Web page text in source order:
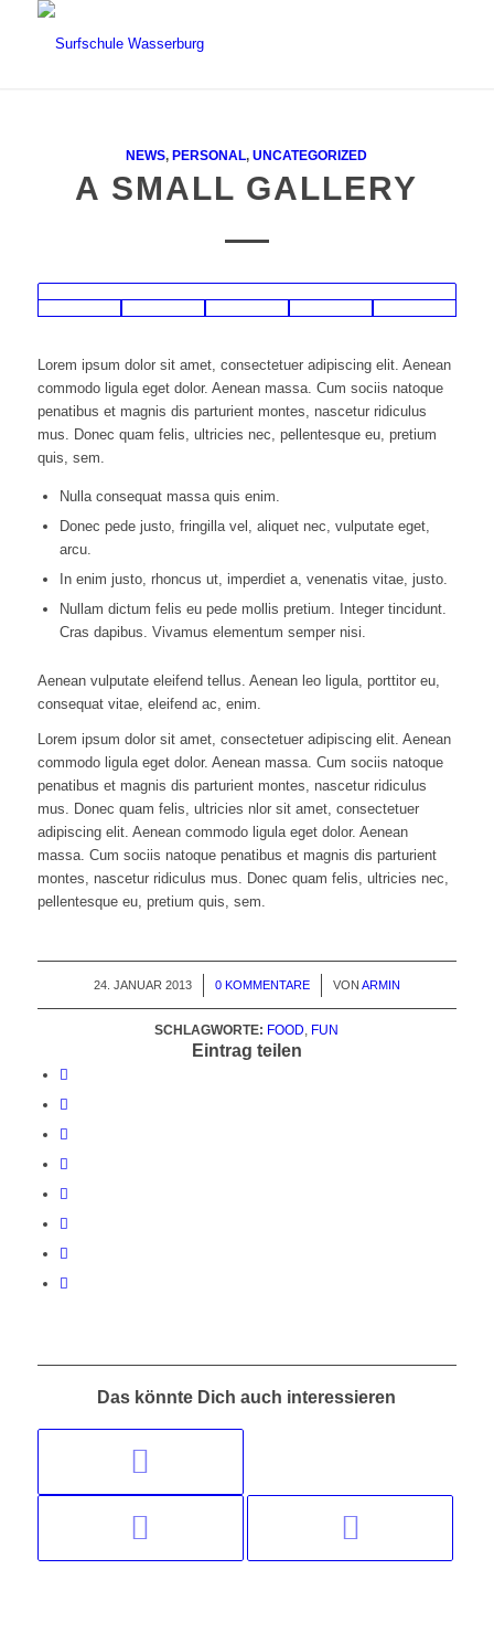
NEWS,PERSONAL,UNCATEGORIZED
A SMALL GALLERY
Lorem ipsum dolor sit amet, consectetuer adipiscing elit. Aenean
commodo ligula eget dolor. Aenean massa. Cum sociis natoque
penatibus et magnis dis parturient montes, nascetur ridiculus
mus. Donec quam felis, ultricies nec, pellentesque eu, pretium
quis, sem.
Nulla consequat massa quis enim.
Donec pede justo, fringilla vel, aliquet nec, vulputate eget,
arcu.
In enim justo, rhoncus ut, imperdiet a, venenatis vitae, justo.
Nullam dictum felis eu pede mollis pretium. Integer tincidunt.
Cras dapibus. Vivamus elementum semper nisi.
Aenean vulputate eleifend tellus. Aenean leo ligula, porttitor eu,
consequat vitae, eleifend ac, enim.
Lorem ipsum dolor sit amet, consectetuer adipiscing elit. Aenean
commodo ligula eget dolor. Aenean massa. Cum sociis natoque
penatibus et magnis dis parturient montes, nascetur ridiculus
mus. Donec quam felis, ultricies nlor sit amet, consectetuer
adipiscing elit. Aenean commodo ligula eget dolor. Aenean
massa. Cum sociis natoque penatibus et magnis dis parturient
montes, nascetur ridiculus mus. Donec quam felis, ultricies nec,
pellentesque eu, pretium quis, sem.
24. JANUAR 2013
/ 0 KOMMENTARE
/ VON ARMIN
SCHLAGWORTE: FOOD FUN
Eintrag teilen
Das könnte Dich auch interessieren